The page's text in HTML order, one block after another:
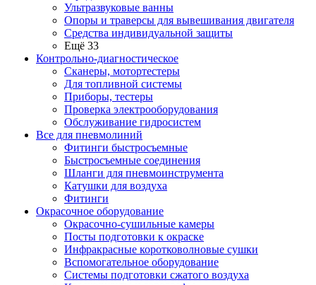
Ультразвуковые ванны
Опоры и траверсы для вывешивания двигателя
Средства индивидуальной защиты
Ещё 33
Контрольно-диагностическое
Сканеры, мотортестеры
Для топливной системы
Приборы, тестеры
Проверка электрооборудования
Обслуживание гидросистем
Все для пневмолиний
Фитинги быстросъемные
Быстросъемные соединения
Шланги для пневмоинструмента
Катушки для воздуха
Фитинги
Окрасочное оборудование
Окрасочно-сушильные камеры
Посты подготовки к окраске
Инфракрасные коротковолновые сушки
Вспомогательное оборудование
Системы подготовки сжатого воздуха